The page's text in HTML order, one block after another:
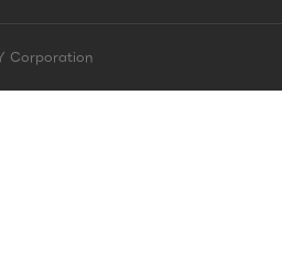
Corporation
しました | LINE占い